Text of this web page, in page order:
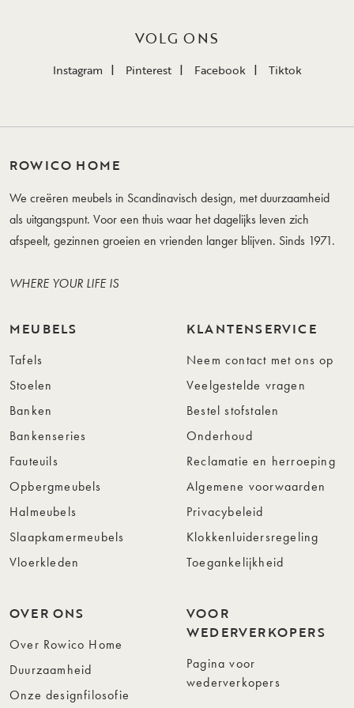
VOLG ONS
Instagram Pinterest Facebook Tiktok
ROWICO HOME
We creëren meubels in Scandinavisch design, met duurzaamheid
als uitgangspunt. Voor een thuis waar het dagelijks leven zich
afspeelt, gezinnen groeien en vrienden langer blijven. Sinds 1971.
WHERE YOUR LIFE IS
MEUBELS
Tafels
Stoelen
Banken
Bankenseries
Fauteuils
Opbergmeubels
Halmeubels
Slaapkamermeubels
Vloerkleden
KLANTENSERVICE
Neem contact met ons op
Veelgestelde vragen
Bestel stofstalen
Onderhoud
Reclamatie en herroeping
Algemene voorwaarden
Privacybeleid
Klokkenluidersregeling
Toegankelijkheid
OVER ONS
Over Rowico Home
Duurzaamheid
Onze designfilosofie
VOOR
WEDERVERKOPERS
Pagina voor
wederverkopers